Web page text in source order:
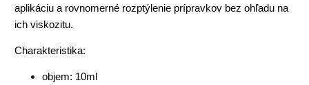
aplikáciu a rovnomerné rozptýlenie prípravkov bez ohľadu na
ich viskozitu.
Charakteristika:
objem: 10ml